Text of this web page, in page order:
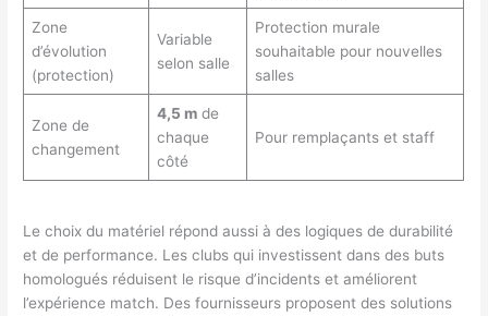
Zone
d’évolution
(protection)
Variable
selon salle
Protection murale
souhaitable pour nouvelles
salles
Zone de
changement
4,5 mde
chaque
côté
Pour remplaçants et staff
Le choix du matériel répond aussi à des logiques de durabilité
et de performance. Les clubs qui investissent dans des buts
homologués réduisent le risque d’incidents et améliorent
l’expérience match. Des fournisseurs proposent des solutions